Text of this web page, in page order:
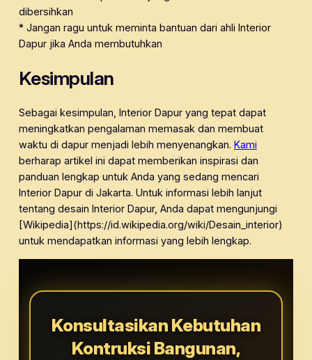
dibersihkan
* Jangan ragu untuk meminta bantuan dari ahli Interior
Dapur jika Anda membutuhkan
Kesimpulan
Sebagai kesimpulan, Interior Dapur yang tepat dapat
meningkatkan pengalaman memasak dan membuat
waktu di dapur menjadi lebih menyenangkan. Kami
berharap artikel ini dapat memberikan inspirasi dan
panduan lengkap untuk Anda yang sedang mencari
Interior Dapur di Jakarta. Untuk informasi lebih lanjut
tentang desain Interior Dapur, Anda dapat mengunjungi
[Wikipedia](https://id.wikipedia.org/wiki/Desain_interior)
untuk mendapatkan informasi yang lebih lengkap.
Konsultasikan Kebutuhan
Kontruksi Bangunan,